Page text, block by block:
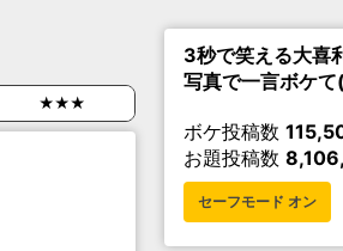
★★★
3秒で笑える大喜
写真で一言ボケ
ボケ投稿数
お題投稿数
セーフモード オン